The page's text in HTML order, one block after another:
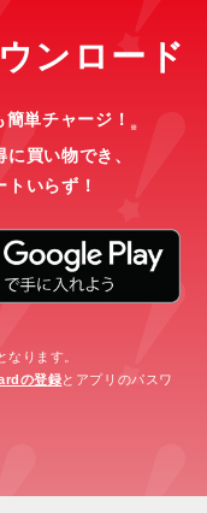
ンロード
単チャージ！ ※
買い物でき、
いらず！
ります。
の登録とアプリのパスワ